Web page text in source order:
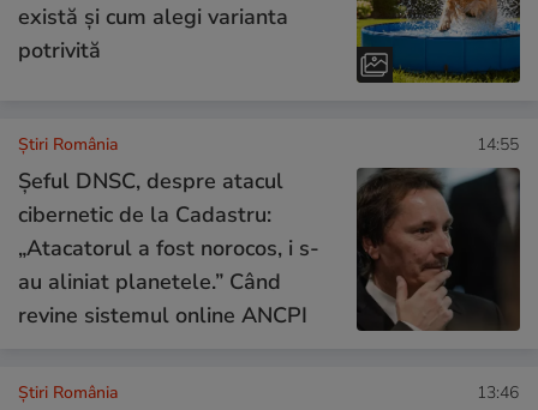
există și cum alegi varianta
potrivită
Știri România 14:55
Șeful DNSC, despre atacul
cibernetic de la Cadastru:
„Atacatorul a fost norocos, i s-
au aliniat planetele.” Când
revine sistemul online ANCPI
Știri România 13:46